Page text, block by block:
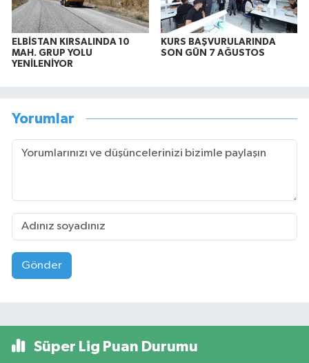
ELBİSTAN KIRSALINDA 10
MAH. GRUP YOLU
YENİLENİYOR
KURS BAŞVURULARINDA
SON GÜN 7 AĞUSTOS
Yorumlar
Gönder
Süper Lig Puan Durumu